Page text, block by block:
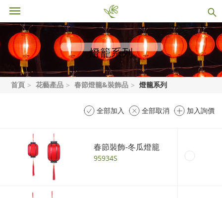
燈籠系列
首頁 花藝產品 春節燈籠&裝飾品 燈籠系列
全部加入 全部取消 加入詢價
春節裝飾-冬瓜燈籠
95934S